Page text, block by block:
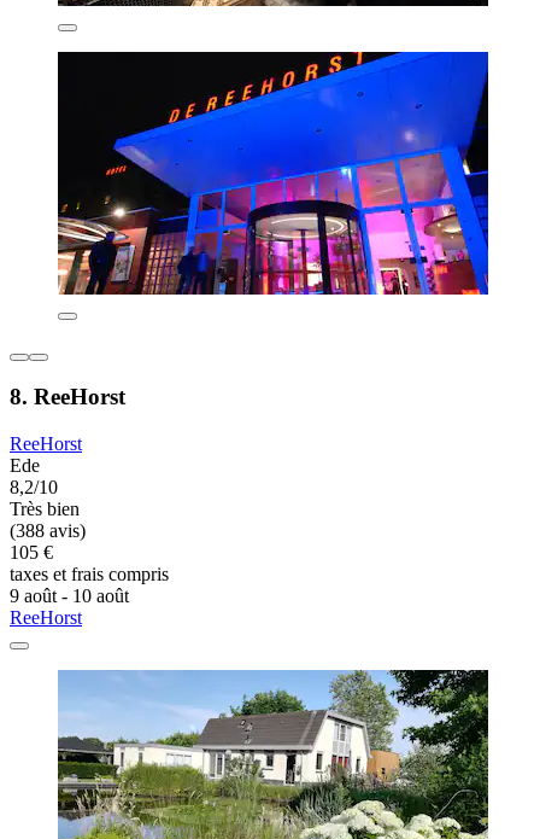
8. ReeHorst
ReeHorst
Ede
8,2/10
Très bien
(388 avis)
105 €
taxes et frais compris
9 août - 10 août
ReeHorst